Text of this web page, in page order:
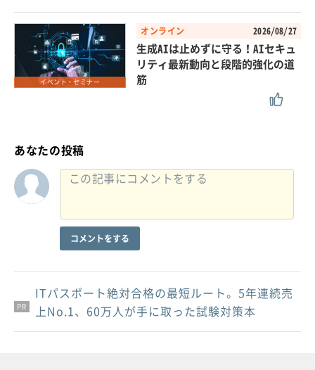
イベント・セミナー
オンライン 2026/08/27
生成AIは止めずに守る！AIセキュ
リティ最新動向と段階的強化の道
筋
あなたの投稿
コメントをする
PR
PR
PR
ITパスポート絶対合格の最短ルート。5年連続売
上No.1、60万人が手に取った試験対策本